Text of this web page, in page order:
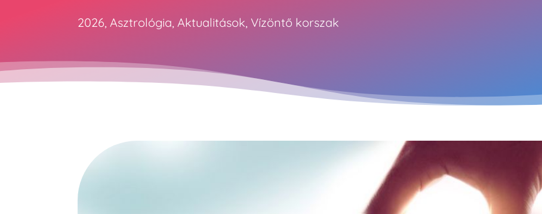
2026, Asztrológia, Aktualitások, Vízöntő korszak